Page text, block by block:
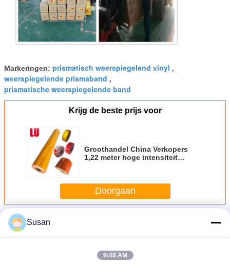
Markeringen: prismatisch weerspiegelend vinyl ,
weerspiegelende prismaband ,
prismatische weerspiegelende band
Krijg de beste prijs voor
Groothandel China Verkopers
1,22 meter hoge intensiteit
Doorgaan
Meer
Hoge Intensiteit het Prismatische Weerspiegelende
Afdekken
Susan
9:48 AM